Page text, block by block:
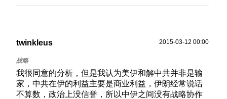
twinkleus 2015-03-12 00:00
我很同意的分析，但是我认为美伊和解中共并非是输
家，中共在伊的利益主要是商业利益，伊朗经常说话
不算数，政治上没信誉，所以中伊之间没有战略协作